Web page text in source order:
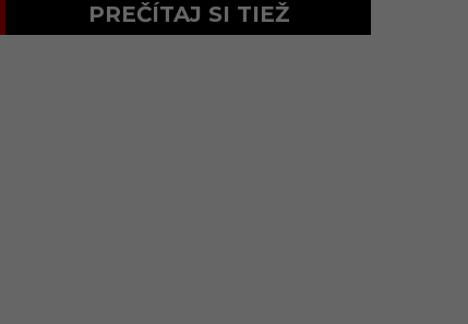
PREČÍTAJ SI TIEŽ